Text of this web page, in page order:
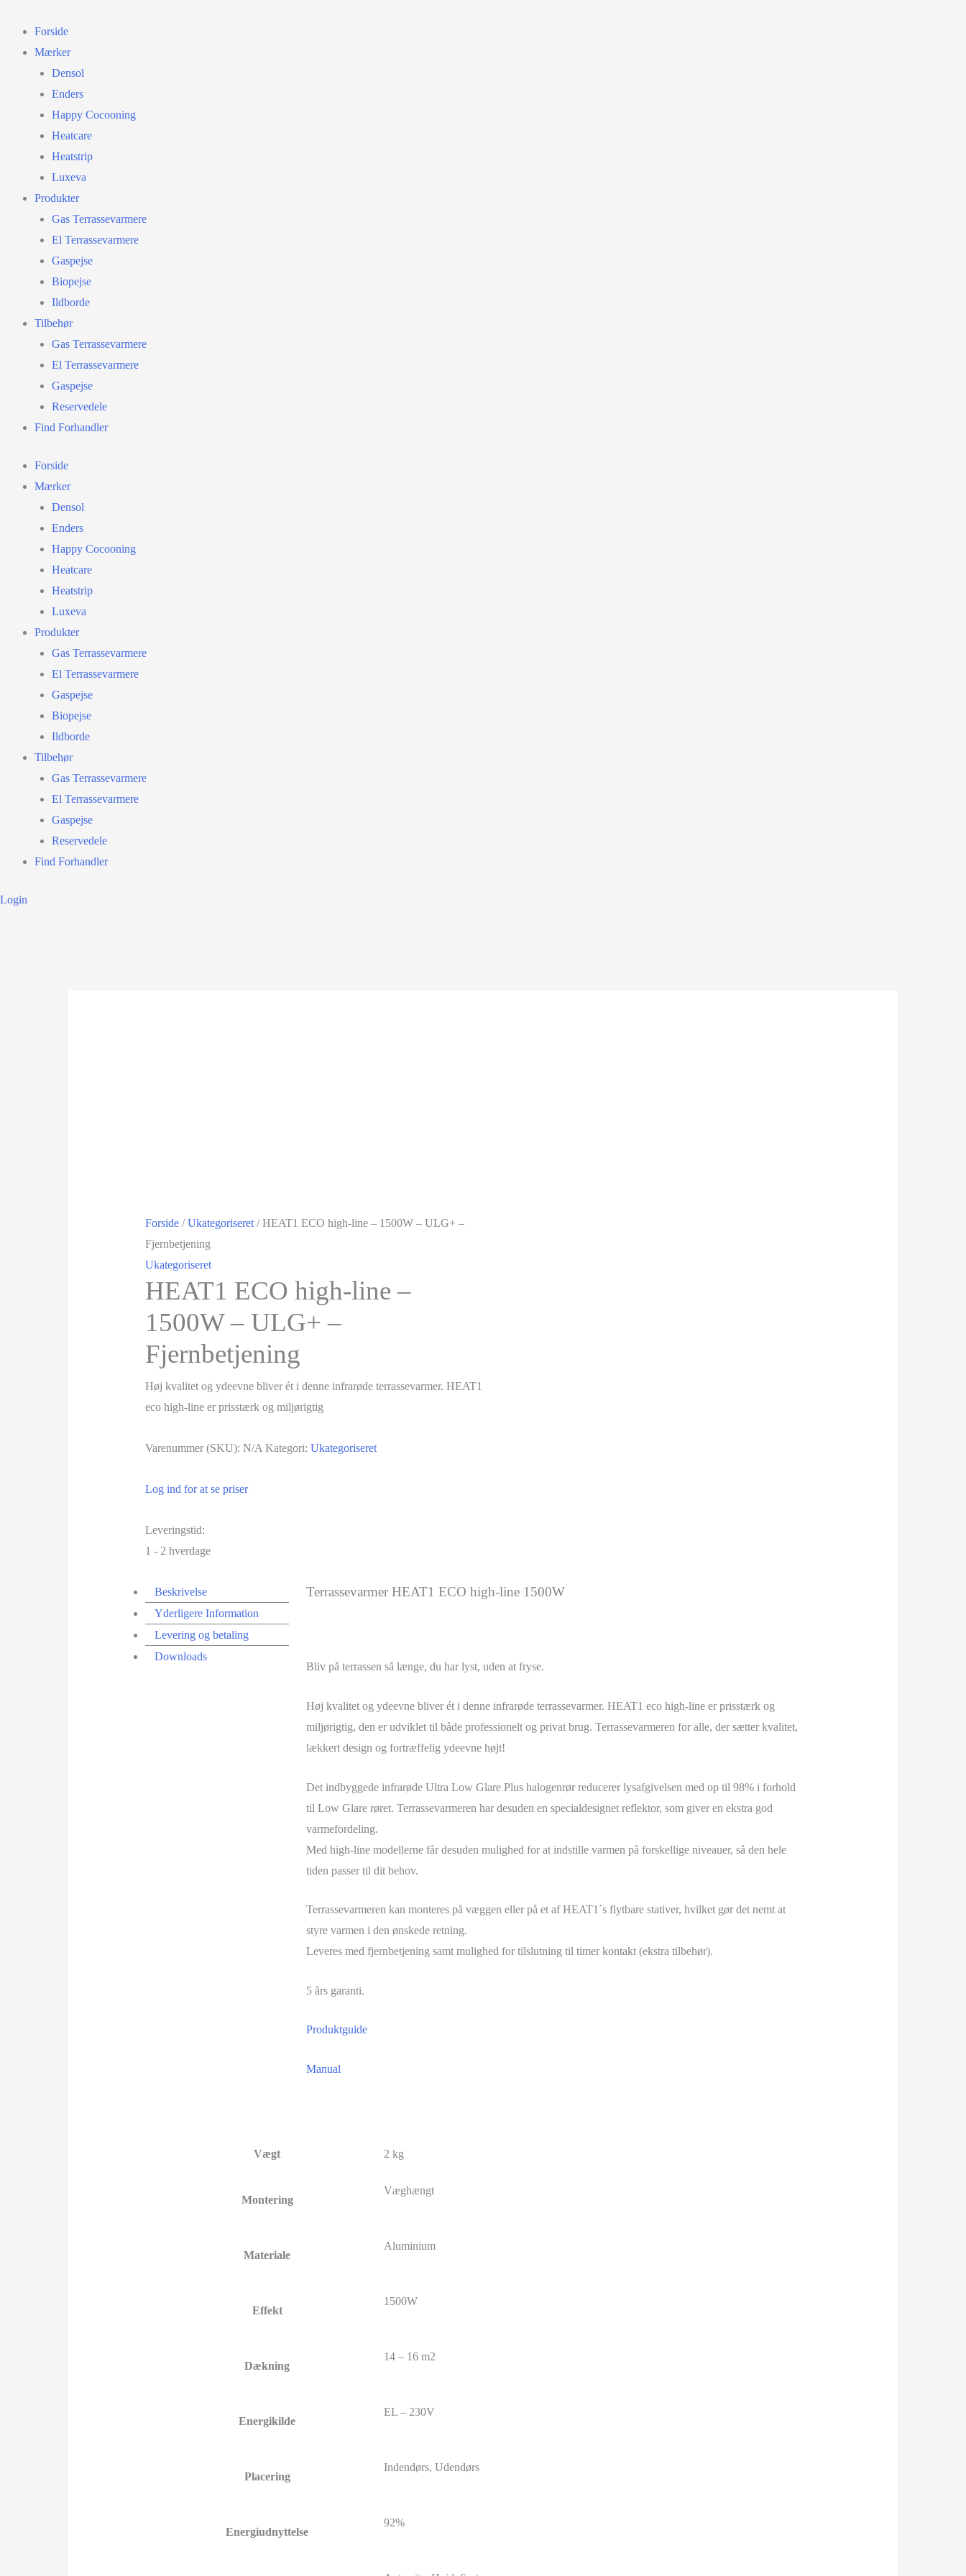
indholdet
Forside
Mærker
Densol
Enders
Happy Cocooning
Heatcare
Heatstrip
Luxeva
Produkter
Gas Terrassevarmere
El Terrassevarmere
Gaspejse
Biopejse
Ildborde
Tilbehør
Gas Terrassevarmere
El Terrassevarmere
Gaspejse
Reservedele
Find Forhandler
Forside
Mærker
Densol
Enders
Happy Cocooning
Heatcare
Heatstrip
Luxeva
Produkter
Gas Terrassevarmere
El Terrassevarmere
Gaspejse
Biopejse
Ildborde
Tilbehør
Gas Terrassevarmere
El Terrassevarmere
Gaspejse
Reservedele
Find Forhandler
Login
Forside/Ukategoriseret/ HEAT1 ECO high-line – 1500W – ULG+ –
Fjernbetjening
Ukategoriseret
HEAT1 ECO high-line –
1500W – ULG+ –
Fjernbetjening
Høj kvalitet og ydeevne bliver ét i denne infrarøde terrassevarmer. HEAT1
eco high-line er prisstærk og miljørigtig
Varenummer (SKU): N/A Kategori: Ukategoriseret
Log ind for at se priser
Leveringstid:
1 - 2 hverdage
Beskrivelse
Yderligere Information
Levering og betaling
Downloads
Terrassevarmer HEAT1 ECO high-line 1500W
Bliv på terrassen så længe, du har lyst, uden at fryse.
Høj kvalitet og ydeevne bliver ét i denne infrarøde terrassevarmer. HEAT1 eco high-line er prisstærk og
miljørigtig, den er udviklet til både professionelt og privat brug. Terrassevarmeren for alle, der sætter kvalitet,
lækkert design og fortræffelig ydeevne højt!
Det indbyggede infrarøde Ultra Low Glare Plus halogenrør reducerer lysafgivelsen med op til 98% i forhold
til Low Glare røret. Terrassevarmeren har desuden en specialdesignet reflektor, som giver en ekstra god
varmefordeling.
Med high-line modellerne får desuden mulighed for at indstille varmen på forskellige niveauer, så den hele
tiden passer til dit behov.
Terrassevarmeren kan monteres på væggen eller på et af HEAT1´s flytbare stativer, hvilket gør det nemt at
styre varmen i den ønskede retning.
Leveres med fjernbetjening samt mulighed for tilslutning til timer kontakt (ekstra tilbehør).
5 års garanti.
Produktguide
Manual
Vægt 2 kg
Montering
Væghængt
Materiale
Aluminium
Effekt
1500W
Dækning
14 – 16 m2
Energikilde
EL – 230V
Placering
Indendørs, Udendørs
Energiudnyttelse
92%